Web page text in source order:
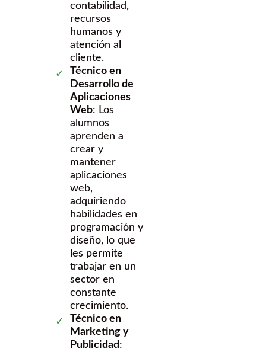
contabilidad,
recursos
humanos y
atención al
cliente.
Técnico en
Desarrollo de
Aplicaciones
Web: Los
alumnos
aprenden a
crear y
mantener
aplicaciones
web,
adquiriendo
habilidades en
programación y
diseño, lo que
les permite
trabajar en un
sector en
constante
crecimiento.
Técnico en
Marketing y
Publicidad: